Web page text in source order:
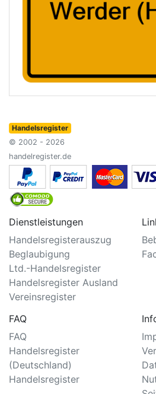
Handelsregister
© 2002 - 2026
handelregister.de
Dienstleistungen
Handelsregisterauszug
Beglaubigung
Ltd.-Handelsregister
Handelsregister Ausland
Vereinsregister
FAQ
FAQ
Handelsregister
(Deutschland)
Handelsregister